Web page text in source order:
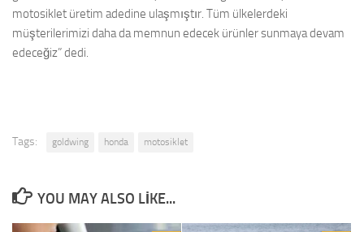
motosiklet üretim adedine ulaşmıştır. Tüm ülkelerdeki
müşterilerimizi daha da memnun edecek ürünler sunmaya devam
edeceğiz” dedi.
Tags: goldwing honda motosiklet
YOU MAY ALSO LIKE...